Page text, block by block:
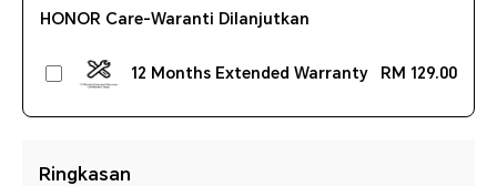
HONOR Care-Waranti Dilanjutkan
12 Months Extended Warranty RM 129.00
Ringkasan